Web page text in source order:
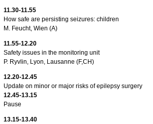
11.30-11.55
How safe are persisting seizures: children
M. Feucht, Wien (A)
11.55-12.20
Safety issues in the monitoring unit
P. Ryvlin, Lyon, Lausanne (F,CH)
12.20-12.45
Update on minor or major risks of epilepsy surgery
12.45-13.15
Pause
13.15-13.40